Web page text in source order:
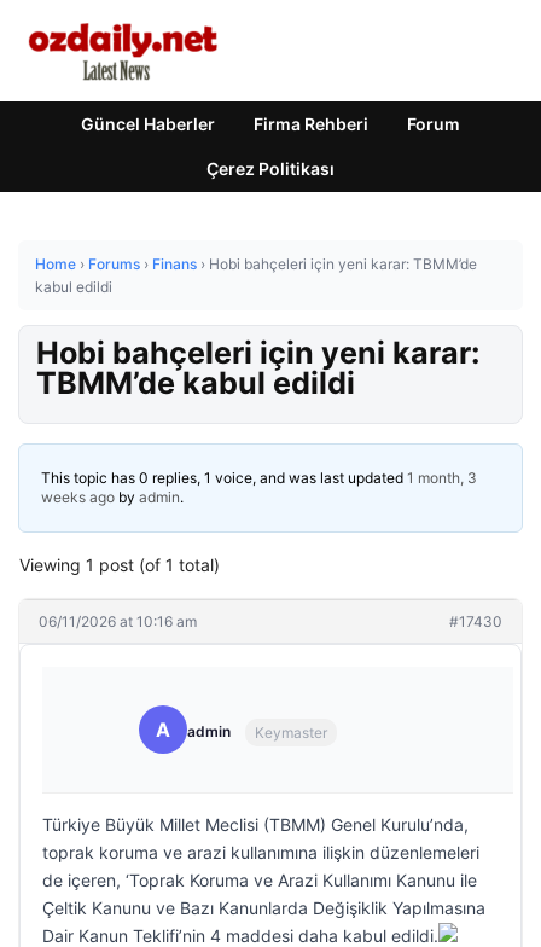
Güncel Haberler Firma Rehberi Forum
Çerez Politikası
Home › Forums › Finans › Hobi bahçeleri için yeni karar: TBMM’de
kabul edildi
Hobi bahçeleri için yeni karar:
TBMM’de kabul edildi
This topic has 0 replies, 1 voice, and was last updated 1 month, 3
weeks ago by admin.
Viewing 1 post (of 1 total)
06/11/2026 at 10:16 am #17430
A admin Keymaster
Türkiye Büyük Millet Meclisi (TBMM) Genel Kurulu’nda,
toprak koruma ve arazi kullanımına ilişkin düzenlemeleri
de içeren, ‘Toprak Koruma ve Arazi Kullanımı Kanunu ile
Çeltik Kanunu ve Bazı Kanunlarda Değişiklik Yapılmasına
Dair Kanun Teklifi’nin 4 maddesi daha kabul edildi.